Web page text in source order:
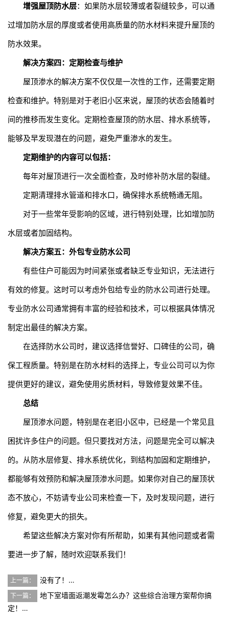
增强屋顶防水层：如果防水层较薄或者裂缝较多，可以通
过增加防水层的厚度或者使用高质量的防水材料来提升屋顶的
防水效果。
解决方案四：定期检查与维护
屋顶渗水的解决方案不仅仅是一次性的工作，还需要定期
检查和维护。特别是对于老旧小区来说，屋顶的状态会随着时
间的推移而发生变化。定期检查屋顶的防水层、排水系统等，
能够及早发现潜在的问题，避免严重渗水的发生。
定期维护的内容可以包括：
每年对屋顶进行一次全面检查，及时修补防水层的裂缝。
定期清理排水管道和排水口，确保排水系统畅通无阻。
对于一些常年受影响的区域，进行特别处理，比如增加防
水层或者加固结构。
解决方案五：外包专业防水公司
有些住户可能因为时间紧张或者缺乏专业知识，无法进行
有效的修复。这时可以考虑外包给专业的防水公司进行处理。
专业防水公司通常拥有丰富的经验和技术，可以根据具体情况
制定出最佳的解决方案。
在选择防水公司时，建议选择信誉好、口碑佳的公司，确
保工程质量。特别是在防水材料的选择上，专业公司可以为你
提供更好的建议，避免使用劣质材料，导致修复效果不佳。
总结
屋顶渗水问题，特别是在老旧小区中，已经是一个常见且
困扰许多住户的问题。但只要找对方法，问题是完全可以解决
的。从防水层修复、排水系统优化，到结构加固和定期维护，
都能够有效预防和解决屋顶渗水问题。如果你对自己的屋顶状
态不放心，不妨请专业公司来检查一下，及时发现问题，进行
修复，避免更大的损失。
希望这些解决方案对你有所帮助，如果有其他问题或者需
要进一步了解，随时欢迎联系我们！
上一篇： 没有了！…
下一篇：
地下室墙面返潮发霉怎么办？这些综合治理方案帮你搞
定！…